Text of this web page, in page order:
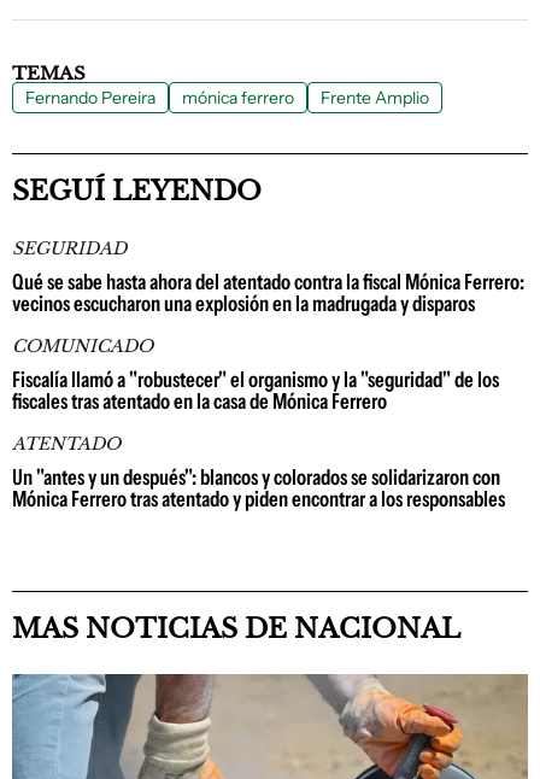
TEMAS
Fernando Pereira mónica ferrero Frente Amplio
SEGUÍ LEYENDO
SEGURIDAD
Qué se sabe hasta ahora del atentado contra la fiscal Mónica Ferrero:
vecinos escucharon una explosión en la madrugada y disparos
COMUNICADO
Fiscalía llamó a "robustecer" el organismo y la "seguridad" de los
fiscales tras atentado en la casa de Mónica Ferrero
ATENTADO
Un "antes y un después": blancos y colorados se solidarizaron con
Mónica Ferrero tras atentado y piden encontrar a los responsables
MAS NOTICIAS DE NACIONAL